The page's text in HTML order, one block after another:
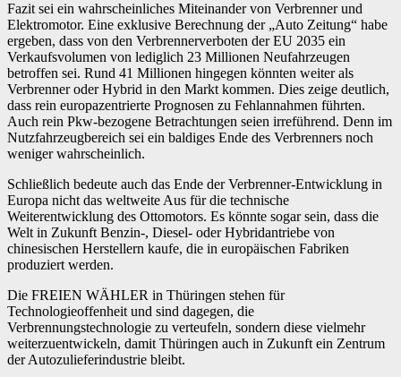
Fazit sei ein wahrscheinliches Miteinander von Verbrenner und
Elektromotor. Eine exklusive Berechnung der „Auto Zeitung“ habe
ergeben, dass von den Verbrennerverboten der EU 2035 ein
Verkaufsvolumen von lediglich 23 Millionen Neufahrzeugen
betroffen sei. Rund 41 Millionen hingegen könnten weiter als
Verbrenner oder Hybrid in den Markt kommen. Dies zeige deutlich,
dass rein europazentrierte Prognosen zu Fehlannahmen führten.
Auch rein Pkw-bezogene Betrachtungen seien irreführend. Denn im
Nutzfahrzeugbereich sei ein baldiges Ende des Verbrenners noch
weniger wahrscheinlich.
Schließlich bedeute auch das Ende der Verbrenner-Entwicklung in
Europa nicht das weltweite Aus für die technische
Weiterentwicklung des Ottomotors. Es könnte sogar sein, dass die
Welt in Zukunft Benzin-, Diesel- oder Hybridantriebe von
chinesischen Herstellern kaufe, die in europäischen Fabriken
produziert werden.
Die FREIEN WÄHLER in Thüringen stehen für
Technologieoffenheit und sind dagegen, die
Verbrennungstechnologie zu verteufeln, sondern diese vielmehr
weiterzuentwickeln, damit Thüringen auch in Zukunft ein Zentrum
der Autozulieferindustrie bleibt.